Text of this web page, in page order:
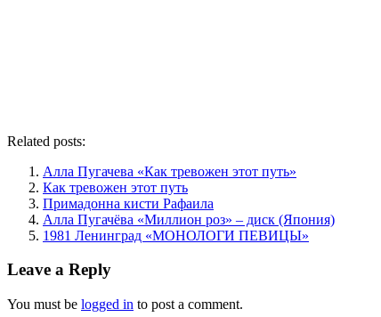
Related posts:
Алла Пугачева «Как тревожен этот путь»
Как тревожен этот путь
Примадонна кисти Рафаила
Алла Пугачёва «Миллион роз» – диск (Япония)
1981 Ленинград «МОНОЛОГИ ПЕВИЦЫ»
Leave a Reply
You must be logged in to post a comment.